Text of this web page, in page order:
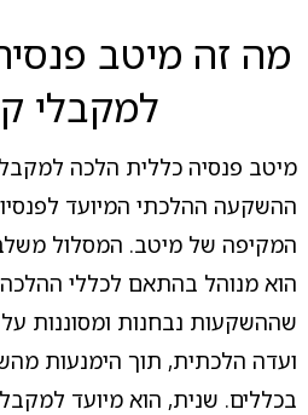
מה זה מיטב
למקבלי
מיטב פנסיה כללית הלכה
ההשקעה ההלכתי המיועד
המקיפה של מיטב. המסלול
הוא מנוהל בהתאם לכללי ההלכה
שההשקעות נבחנות ומסוננות
ועדה הלכתית, תוך הימנעות
בכללים. שנית, הוא מיועד